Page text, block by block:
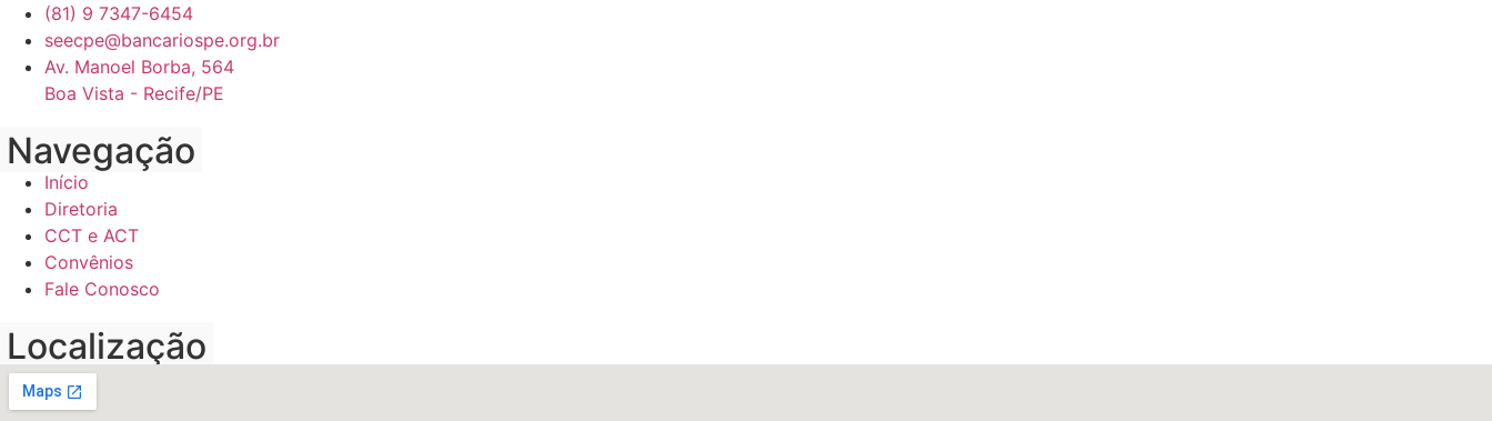
(81) 9 7347-6454
seecpe@bancariospe.org.br
Av. Manoel Borba, 564
Boa Vista - Recife/PE
Navegação
Início
Diretoria
CCT e ACT
Convênios
Fale Conosco
Localização